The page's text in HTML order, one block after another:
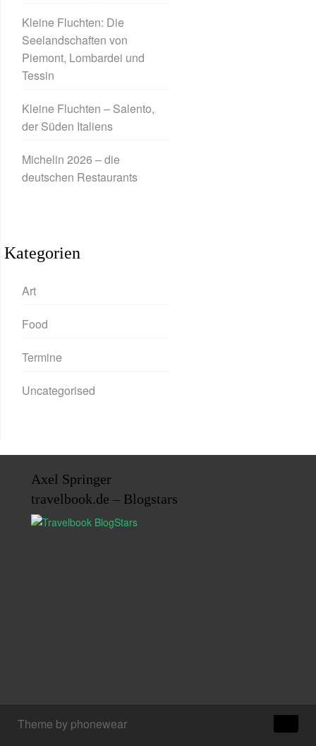
Kleine Fluchten: Die
Seelandschaften von
Piemont, Lombardei und
Tessin
Kleine Fluchten – Salento,
der Süden Italiens
Michelin 2026 – die
deutschen Restaurants
Kategorien
Art
Food
Termine
Uncategorised
Axel Springer
travelbook.de – Blogstars
Theme by phonewear
↑